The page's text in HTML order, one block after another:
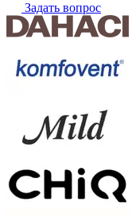
Задать вопрос